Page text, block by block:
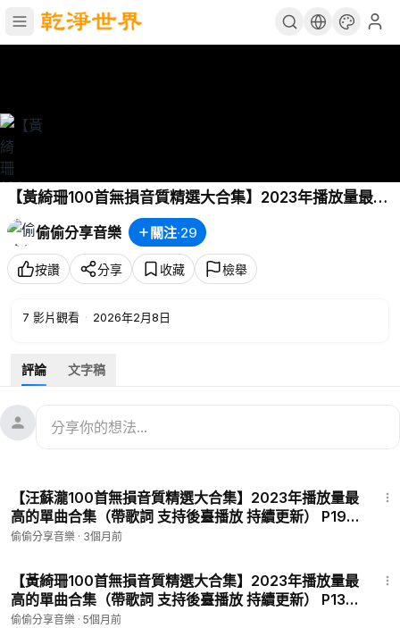
【黃綺珊100首無損音質精選大合集】2023年播放量最高
的單曲合集（帶歌詞 支持後臺播放 持續更新） P121 - 再
回到從前偷偷分享音樂 關注·29
按讚 分享 收藏 檢舉
7 影片觀看 · 2026年2月8日
評論 文字稿
【汪蘇瀧100首無損音質精選大合集】2023年播放量最
高的單曲合集（帶歌詞 支持後臺播放 持續更新） P194
- 專屬味道
偷偷分享音樂 · 3個月前
【黃綺珊100首無損音質精選大合集】2023年播放量最
高的單曲合集（帶歌詞 支持後臺播放 持續更新） P134
- 最愛
偷偷分享音樂 · 5個月前